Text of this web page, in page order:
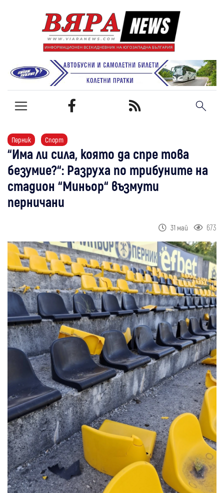
Перник Спорт
“Има ли сила, която да спре това
безумие?“: Разруха по трибуните на
стадион “Миньор“ възмути
перничани
31 май 673